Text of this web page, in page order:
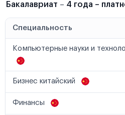
Бакалавриат – 4 года –
Специальность
Компьютерные науки и
Бизнес китайский
Финансы